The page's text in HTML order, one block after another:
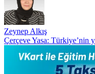
Zeynep Alkış
Çerçeve Yasa: Türkiye’nin